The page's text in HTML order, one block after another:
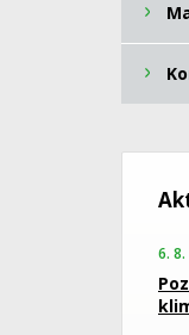
6.